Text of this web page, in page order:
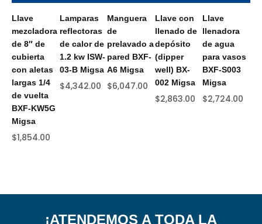
Llave
mezcladora
de 8″ de
cubierta
con aletas
largas 1/4
de vuelta
BXF-KW5G
Migsa
$1,854.00
Lamparas
reflectoras
de calor de
1.2 kw ISW-
03-B Migsa
$4,342.00
Manguera
de
prelavado a
pared BXF-
A6 Migsa
$6,047.00
Llave con
llenado de
depósito
(dipper
well) BX-
002 Migsa
$2,863.00
Llave
llenadora
de agua
para vasos
BXF-S003
Migsa
$2,724.00
¡ATENDEMOS A TODA LA